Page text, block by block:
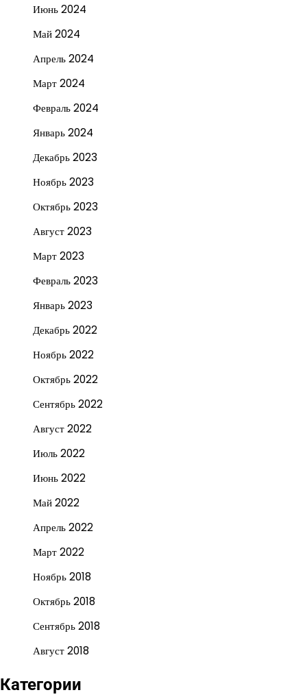
Июнь 2024
Май 2024
Апрель 2024
Март 2024
Февраль 2024
Январь 2024
Декабрь 2023
Ноябрь 2023
Октябрь 2023
Август 2023
Март 2023
Февраль 2023
Январь 2023
Декабрь 2022
Ноябрь 2022
Октябрь 2022
Сентябрь 2022
Август 2022
Июль 2022
Июнь 2022
Май 2022
Апрель 2022
Март 2022
Ноябрь 2018
Октябрь 2018
Сентябрь 2018
Август 2018
Категории